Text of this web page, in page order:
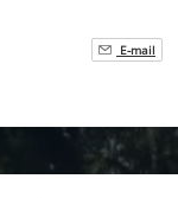
E-mail